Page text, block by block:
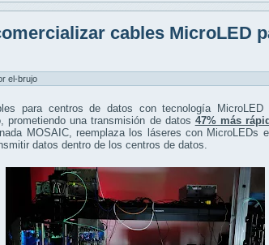
cables MicroLED
el-brujo
para centros de datos con tecnología
prometiendo una transmisión de datos 47% más
MOSAIC, reemplaza los láseres con MicroLEDs
datos dentro de los centros de datos.